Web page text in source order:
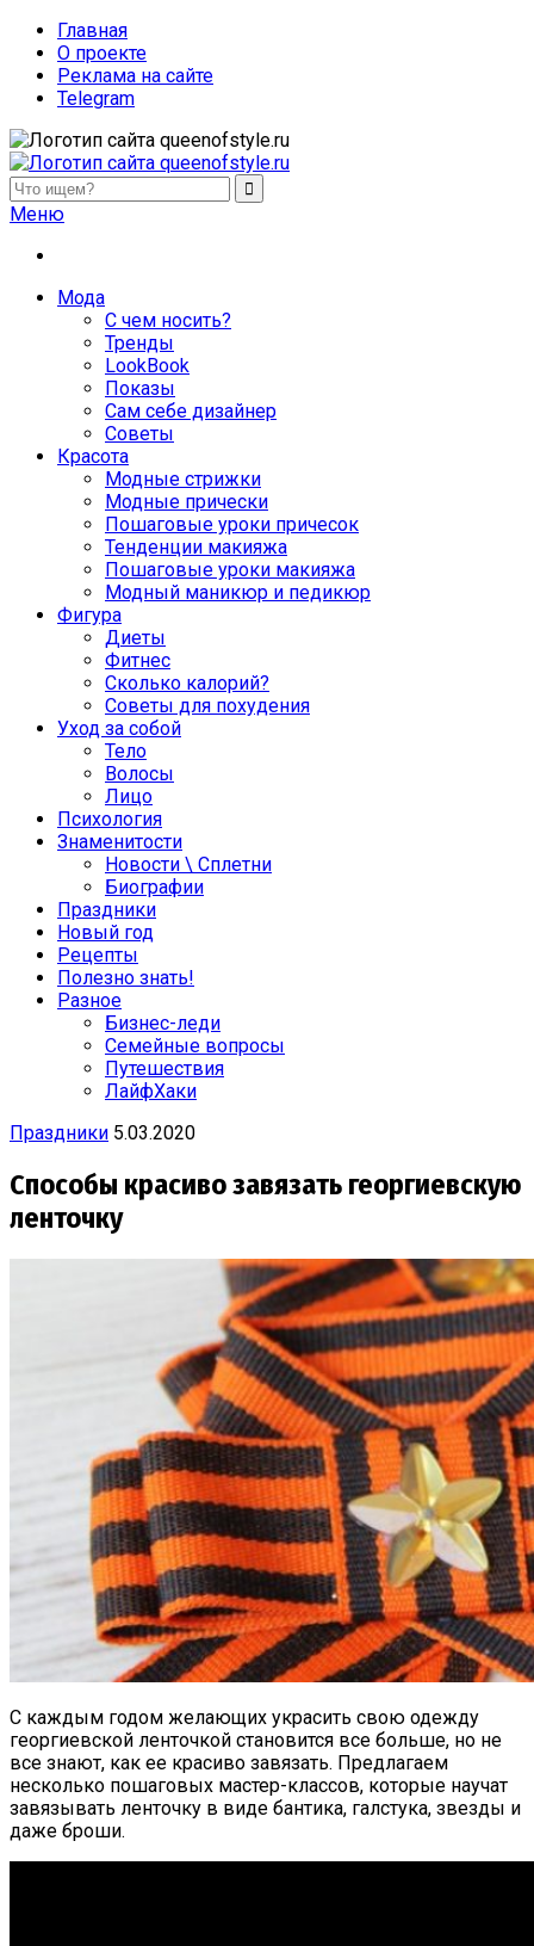
Главная
О проекте
Реклама на сайте
Telegram
queenofstyle.ru
Женский сайт о моде и красоте. Истории преображения и
похудения, отзывы о процедурах и косметике
Меню
Мода
С чем носить?
Тренды
LookBook
Показы
Сам себе дизайнер
Советы
Красота
Модные стрижки
Модные прически
Пошаговые уроки причесок
Тенденции макияжа
Пошаговые уроки макияжа
Модный маникюр и педикюр
Фигура
Диеты
Фитнес
Сколько калорий?
Советы для похудения
Уход за собой
Тело
Волосы
Лицо
Психология
Знаменитости
Новости \ Сплетни
Биографии
Праздники
Новый год
Рецепты
Полезно знать!
Разное
Бизнес-леди
Семейные вопросы
Путешествия
ЛайфХаки
Праздники 5.03.2020
Способы красиво завязать георгиевскую
ленточку
С каждым годом желающих украсить свою одежду
георгиевской ленточкой становится все больше, но не
все знают, как ее красиво завязать. Предлагаем
несколько пошаговых мастер-классов, которые научат
завязывать ленточку в виде бантика, галстука, звезды и
даже броши.